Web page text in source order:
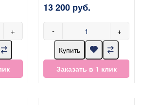
+
13 200 руб.
- +
Купить
Заказать в 1 клик